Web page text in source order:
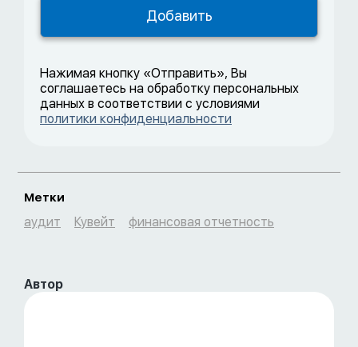
Нажимая кнопку «Отправить», Вы
соглашаетесь на обработку персональных
данных в соответствии с условиями
политики конфиденциальности
Метки
аудит Кувейт финансовая отчетность
Автор